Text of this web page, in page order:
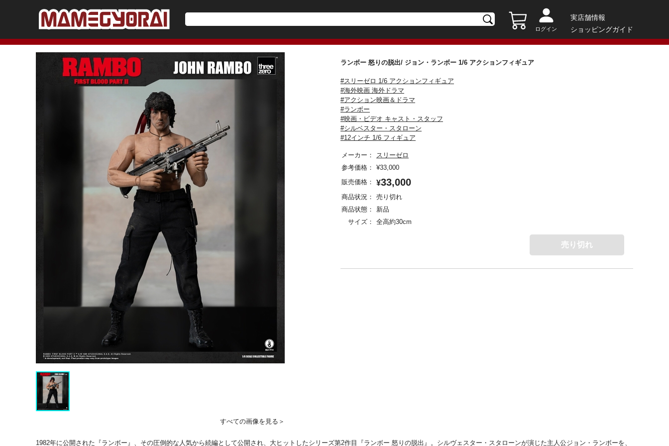
ログイン
実店舗情報
ショッピングガイド
すべての画像を見る＞
ランボー 怒りの脱出/ ジョン・ランボー 1/6 アクションフィギュア
#スリーゼロ 1/6 アクションフィギュア
#海外映画 海外ドラマ
#アクション映画＆ドラマ
#ランボー
#映画・ビデオ キャスト・スタッフ
#シルベスター・スタローン
#12インチ 1/6 フィギュア
メーカー：
スリーゼロ
参考価格：
¥33,000
販売価格：
¥33,000
商品状況：
売り切れ
商品状態：
新品
サイズ：
全高約30cm
売り切れ
1982年に公開された『ランボー』、その圧倒的な人気から続編として公開され、大ヒットしたシリーズ第2作目『ランボー 怒りの脱出』。シルヴェスター・スタローンが演じた主人公ジョン・ランボーを、